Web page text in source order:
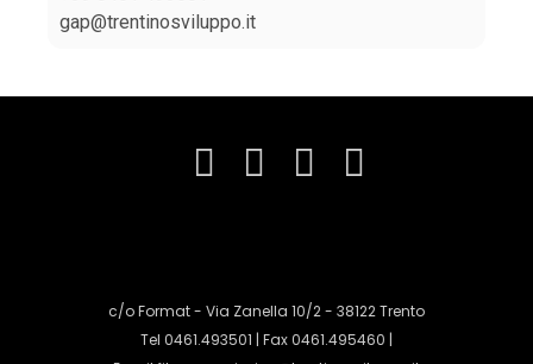
gap@trentinosviluppo.it
c/o Format - Via Zanella 10/2 - 38122 Trento
Tel 0461.493501 | Fax 0461.495460 |